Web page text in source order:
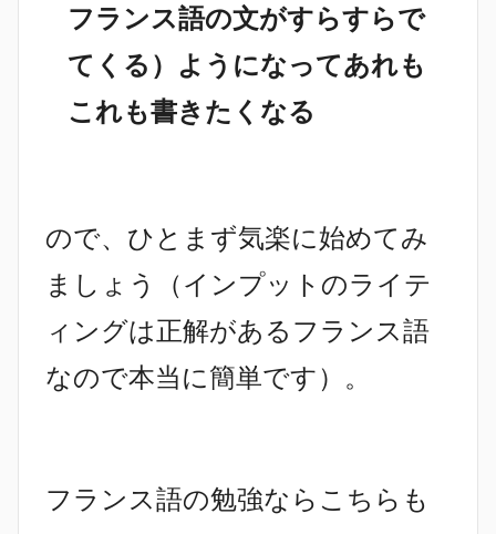
フランス語の文がすらすらで
てくる）ようになってあれも
これも書きたくなる
ので、ひとまず気楽に始めてみ
ましょう（インプットのライテ
ィングは正解があるフランス語
なので本当に簡単です）。
フランス語の勉強ならこちらも